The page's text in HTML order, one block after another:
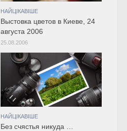
НАЙЦІКАВІШЕ
Выстовка цветов в Киеве, 24
августа 2006
25.08.2006
НАЙЦІКАВІШЕ
Без счястья никуда …